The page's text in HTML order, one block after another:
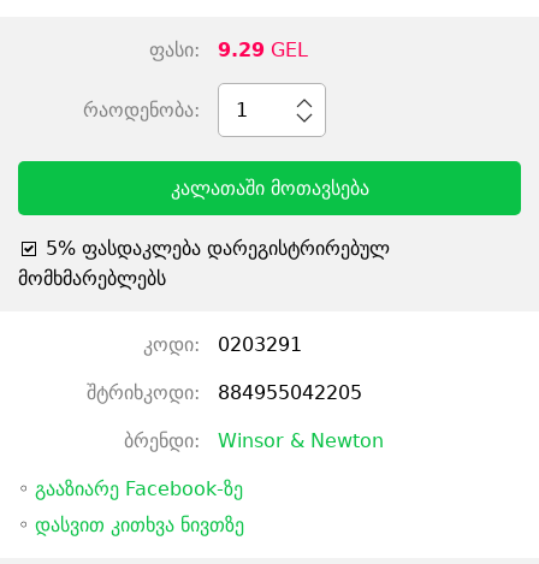
ფასი: 9.29 GEL
რაოდენობა: 1
კალათაში მოთავსება
5% ფასდაკლება დარეგისტრირებულ
მომხმარებლებს
კოდი: 0203291
შტრიხკოდი: 884955042205
ბრენდი: Winsor & Newton
◦ გააზიარე Facebook-ზე
◦ დასვით კითხვა ნივთზე